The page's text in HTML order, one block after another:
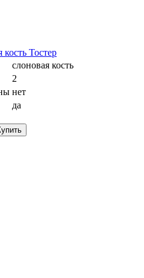
Тостер
слоновая кость
2
нет
да